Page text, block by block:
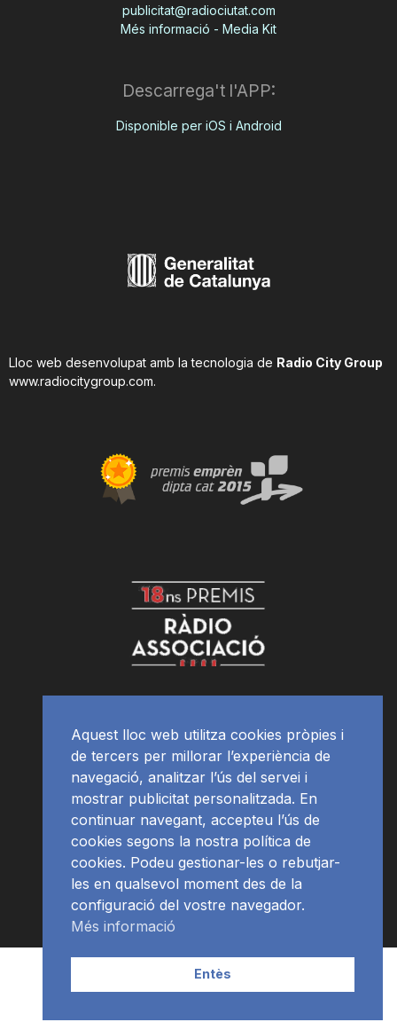
publicitat@radiociutat.com
Més informació - Media Kit
Descarrega't l'APP:
Disponible per iOS i Android
Lloc web desenvolupat amb la tecnologia de Radio City Group
www.radiocitygroup.com.
APP Programació
Aquest lloc web utilitza cookies pròpies i
de tercers per millorar l’experiència de
navegació, analitzar l’ús del servei i
mostrar publicitat personalitzada. En
continuar navegant, accepteu l’ús de
cookies segons la nostra política de
cookies. Podeu gestionar-les o rebutjar-
les en qualsevol moment des de la
configuració del vostre navegador.
Més informació
Entès